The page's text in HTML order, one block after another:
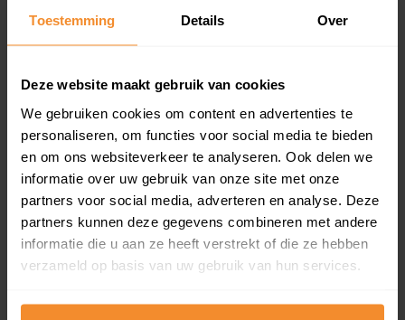
Toestemming Details Over
Deze website maakt gebruik van cookies
We gebruiken cookies om content en advertenties te
personaliseren, om functies voor social media te bieden
en om ons websiteverkeer te analyseren. Ook delen we
informatie over uw gebruik van onze site met onze
partners voor social media, adverteren en analyse. Deze
partners kunnen deze gegevens combineren met andere
informatie die u aan ze heeft verstrekt of die ze hebben
verzameld op basis van uw gebruik van hun services.
en koopdatum) binnen een postcodegebied. Dit
inclusief een jaar lang gratis updates van nieuwe
koopsommen.
Bekijk product
Direct leverbaar
Kadastrale kaart pakket